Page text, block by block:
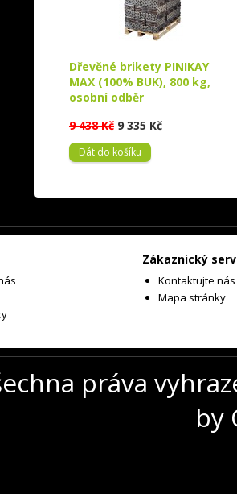
Dřevěné brikety PINIKAY
MAX (100% BUK), 800 kg,
osobní odběr
9 438 Kč 9 335 Kč
Dát do košíku
Zákaznický
Kontaktujte nás
Mapa stránky
práva
by